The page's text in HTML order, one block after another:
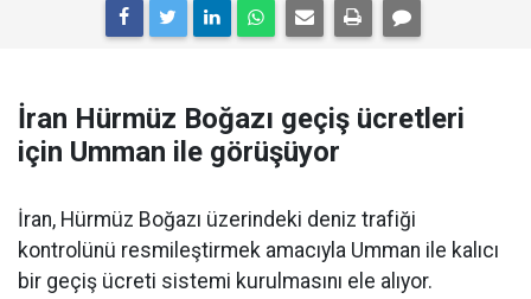
İran Hürmüz Boğazı geçiş ücretleri
için Umman ile görüşüyor
İran, Hürmüz Boğazı üzerindeki deniz trafiği
kontrolünü resmileştirmek amacıyla Umman ile kalıcı
bir geçiş ücreti sistemi kurulmasını ele alıyor.